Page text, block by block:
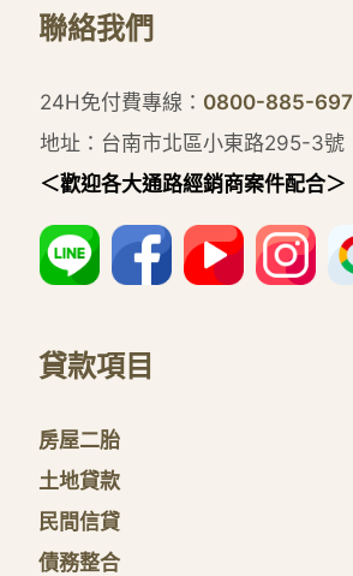
聯絡我們
24H免付費專線： 0800-885-697
地址：台南市北區小東路295-3號
＜歡迎各大通路經銷商案件配合＞
貸款項目
房屋二胎
土地貸款
民間信貸
債務整合